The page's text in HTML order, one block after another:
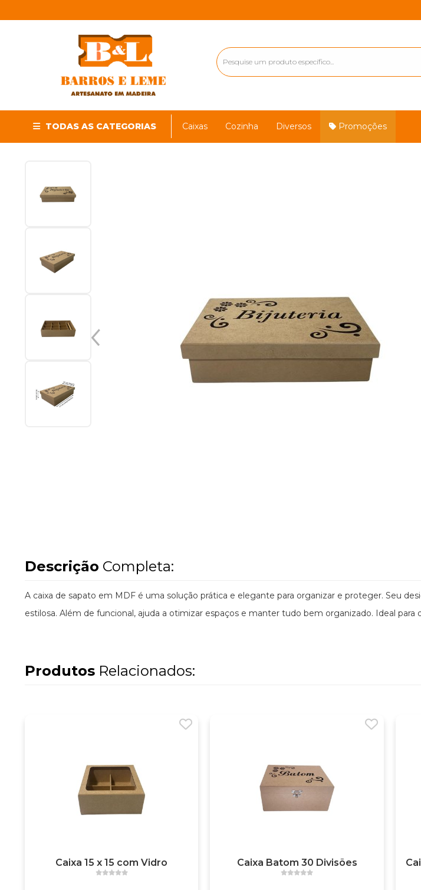
TODAS AS CATEGORIAS Caixas Cozinha Diversos Promoções
Descrição Completa:
A caixa de sapato em MDF é uma solução prática e elegante para organizar e proteger. Seu
estilosa. Além de funcional, ajuda a otimizar espaços e manter tudo bem organizado. Ideal para
Produtos Relacionados:
Caixa 15 x 15 com Vidro Caixa Batom 30 Divisões